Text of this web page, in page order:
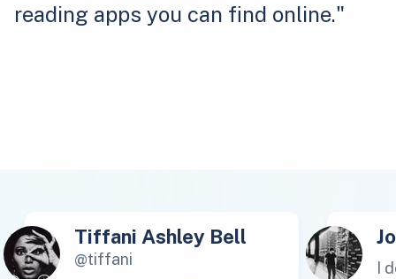
reading apps you can find online."
Tiffani Ashley Bell
@tiffani
I